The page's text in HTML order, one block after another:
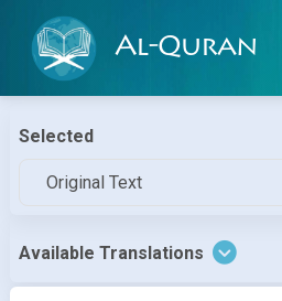
Al-Quran
Selected
Original Text
Available Translations